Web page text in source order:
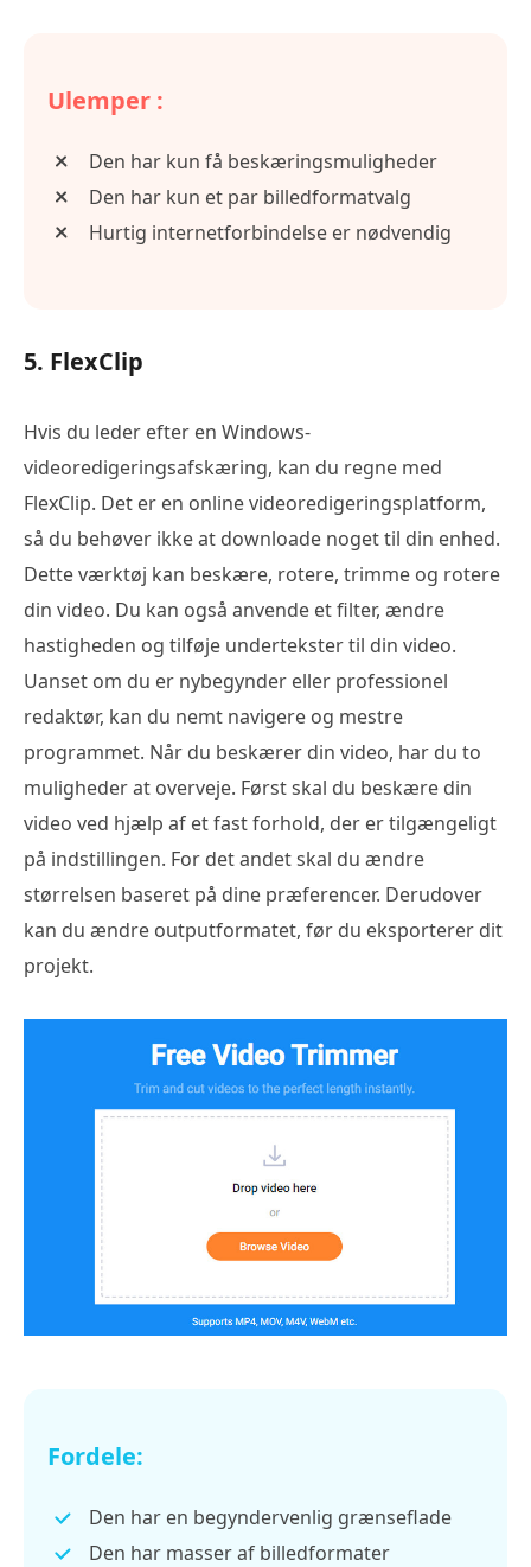
Ulemper :
Den har kun få beskæringsmuligheder
Den har kun et par billedformatvalg
Hurtig internetforbindelse er nødvendig
5. FlexClip
Hvis du leder efter en Windows-
videoredigeringsafskæring, kan du regne med
FlexClip. Det er en online videoredigeringsplatform,
så du behøver ikke at downloade noget til din enhed.
Dette værktøj kan beskære, rotere, trimme og rotere
din video. Du kan også anvende et filter, ændre
hastigheden og tilføje undertekster til din video.
Uanset om du er nybegynder eller professionel
redaktør, kan du nemt navigere og mestre
programmet. Når du beskærer din video, har du to
muligheder at overveje. Først skal du beskære din
video ved hjælp af et fast forhold, der er tilgængeligt
på indstillingen. For det andet skal du ændre
størrelsen baseret på dine præferencer. Derudover
kan du ændre outputformatet, før du eksporterer dit
projekt.
Fordele:
Den har en begyndervenlig grænseflade
Den har masser af billedformater